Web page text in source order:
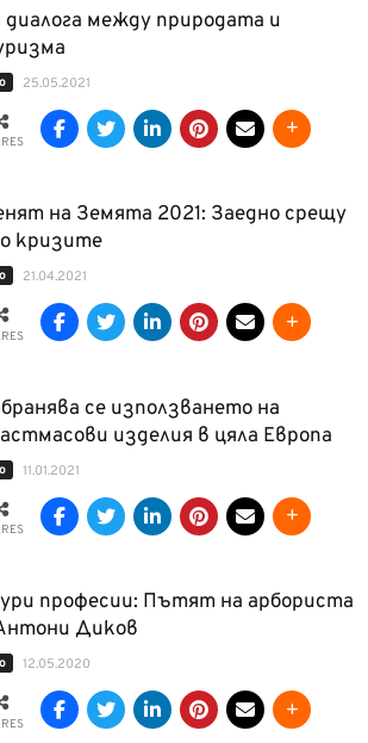
диалога между природата и
25.05.2021
на Земята 2021: Заедно срещу
кризите
21.04.2021
се използването на
изделия в цяла Европа
11.01.2021
професии: Пътят на арбориста
Диков
12.05.2020